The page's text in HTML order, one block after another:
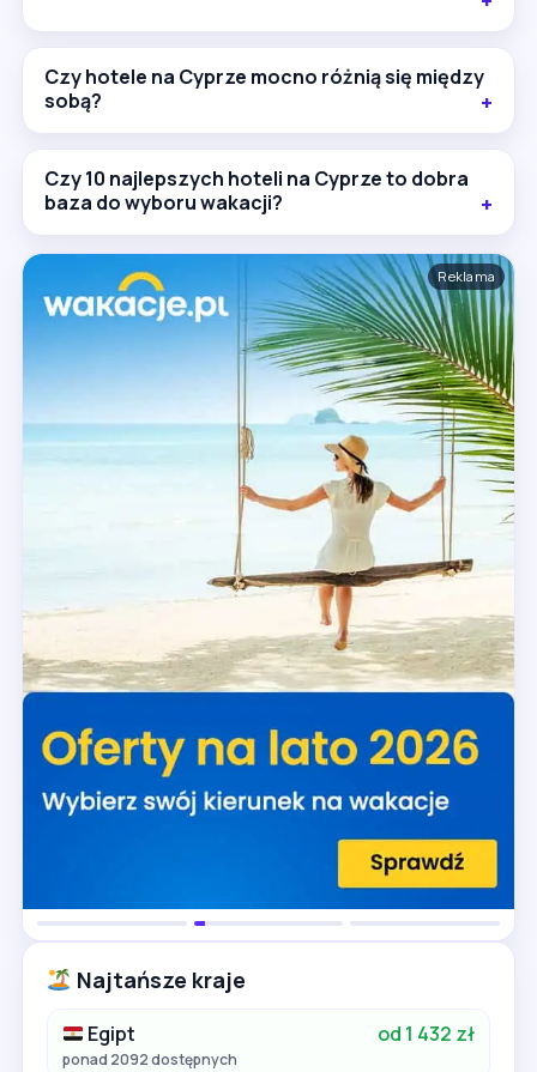
Czy hotele na Cyprze mocno różnią się między
sobą?
Czy 10 najlepszych hoteli na Cyprze to dobra
baza do wyboru wakacji?
Reklama
Najtańsze kraje
Egipt od 1 432 zł
ponad 2092 dostępnych